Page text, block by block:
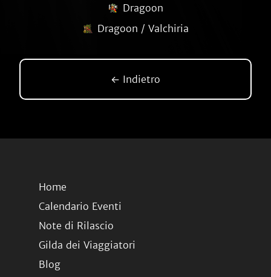
Dragoon
Dragoon / Valchiria
← Indietro
Home
Calendario Eventi
Note di Rilascio
Gilda dei Viaggiatori
Blog